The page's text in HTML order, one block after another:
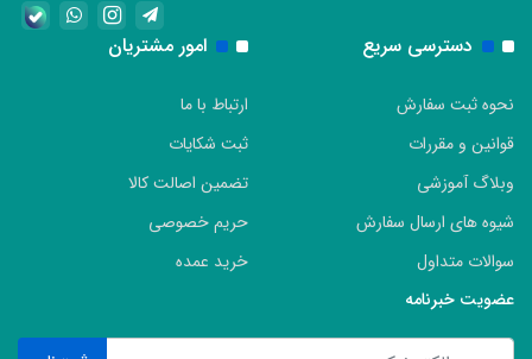
دسترسی سریع
نحوه ثبت سفارش
قوانین و مقررات
وبلاگ آموزشی
شیوه های ارسال سفارش
سوالات متداول
امور مشتریان
ارتباط با ما
ثبت شکایات
تضمین اصالت کالا
حریم خصوصی
خرید عمده
عضویت خبرنامه